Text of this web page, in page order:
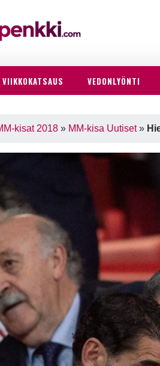
VIIKKOKATSAUS VEDONLYÖNTI
kisat 2018 » MM-kisa Uutiset»